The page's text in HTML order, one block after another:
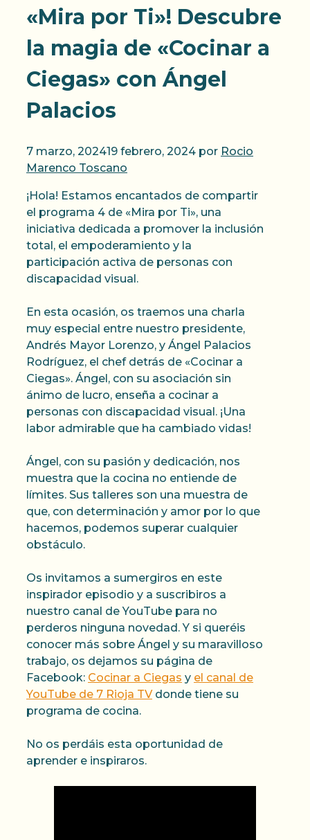
«Mira por Ti»! Descubre
la magia de «Cocinar a
Ciegas» con Ángel
Palacios
7 marzo, 202419 febrero, 2024 por Rocio
Marenco Toscano
¡Hola! Estamos encantados de compartir
el programa 4 de «Mira por Ti», una
iniciativa dedicada a promover la inclusión
total, el empoderamiento y la
participación activa de personas con
discapacidad visual.
En esta ocasión, os traemos una charla
muy especial entre nuestro presidente,
Andrés Mayor Lorenzo, y Ángel Palacios
Rodríguez, el chef detrás de «Cocinar a
Ciegas». Ángel, con su asociación sin
ánimo de lucro, enseña a cocinar a
personas con discapacidad visual. ¡Una
labor admirable que ha cambiado vidas!
Ángel, con su pasión y dedicación, nos
muestra que la cocina no entiende de
límites. Sus talleres son una muestra de
que, con determinación y amor por lo que
hacemos, podemos superar cualquier
obstáculo.
Os invitamos a sumergiros en este
inspirador episodio y a suscribiros a
nuestro canal de YouTube para no
perderos ninguna novedad. Y si queréis
conocer más sobre Ángel y su maravilloso
trabajo, os dejamos su página de
Facebook: Cocinar a Ciegas y el canal de
YouTube de 7 Rioja TVdonde tiene su
programa de cocina.
No os perdáis esta oportunidad de
aprender e inspiraros.